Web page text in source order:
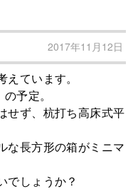
2017年11月12日
ています。
予定。
せず、杭打ち高床式平
な長方形の箱がミニマ
でしょうか？